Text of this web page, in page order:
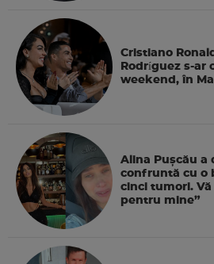
Cristiano
Rodríguez s-ar
weekend, în
Alina Pușcău a
confruntă cu o
cinci tumori.
pentru mine”